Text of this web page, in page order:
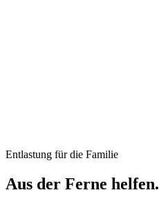
Entlastung für die Familie
Aus der Ferne helfen.